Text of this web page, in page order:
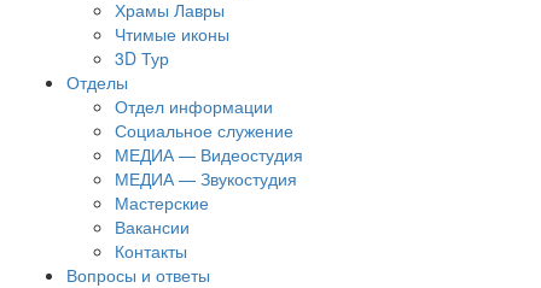
Храмы Лавры
Чтимые иконы
3D Тур
Отделы
Отдел информации
Социальное служение
МЕДИА — Видеостудия
МЕДИА — Звукостудия
Мастерские
Вакансии
Контакты
Вопросы и ответы